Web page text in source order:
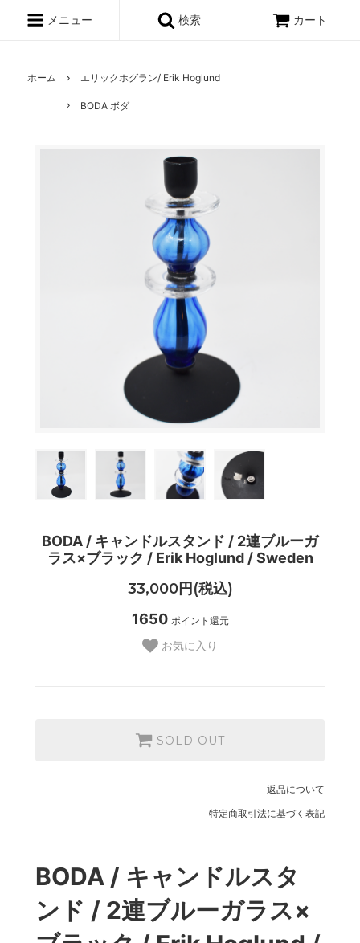
メニュー 検索 カート
ホーム エリックホグラン/ Erik Hoglund
BODA ボダ
BODA / キャンドルスタンド / 2連ブルーガ
ラス×ブラック / Erik Hoglund / Sweden
33,000円(税込)
1650 ポイント還元
お気に入り
SOLD OUT
返品について
特定商取引法に基づく表記
BODA / キャンドルスタ
ンド / 2連ブルーガラス×